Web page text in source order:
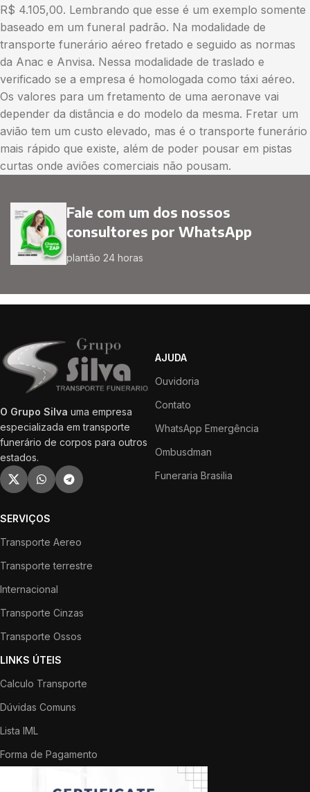
R$ 4.105,00. Lembrando que esse é um exemplo somente
baseado em um funeral padrão. Na modalidade de
transporte funerário aéreo fretado e seguido as normas
da Anac e Anvisa. Nessa modalidade de traslado e
verificado se a empresa é homologada como táxi aéreo.
Os valores para um fretamento de uma aeronave vai
depender da distância e do modelo da mesma. Fretar um
avião tem um custo elevado, mas é o transporte funerário
mais rápido que existe, além de poder pousar em pistas
curtas onde aviões comerciais não pousam.
Fale com um dos nossos
consultores por WhatsApp
plantão 24 horas
O Grupo Silva uma empresa
especializada em transporte
funerário de corpos para outros
estados.
AJUDA
Ouvidoria
Contato
WhatsApp Emergência
Ombusdman
Funeraria Brasilia
SERVIÇOS
Transporte Aereo
Transporte terrestre
Internacional
Transporte Cinzas
Transporte Ossos
LINKS ÚTEIS
Calculo Transporte
Dúvidas Comuns
Lista IML
Forma de Pagamento